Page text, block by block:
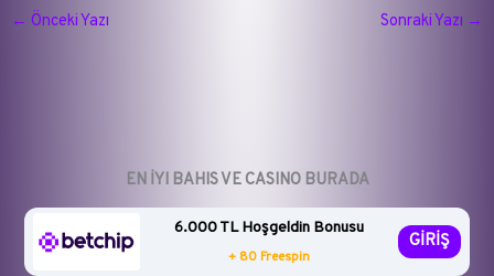
← Önceki Yazı Sonraki Yazı →
EN İYI BAHIS VE CASINO BURADA
6.000 TL Hoşgeldin Bonusu
+ 80 Freespin
GİRİŞ